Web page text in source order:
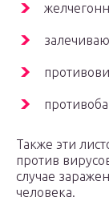
Также эти
против
случае
человека.